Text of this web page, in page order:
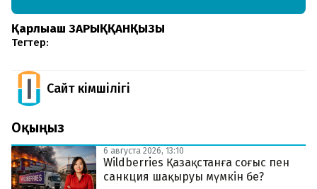
Қарлығаш ЗАРЫҚҚАНҚЫЗЫ
Тегтер:
Сайт Әкімшілігі
Оқыңыз
6 августа 2026, 13:10
Wildberries Қазақстанға соғыс пен
санкция шақыруы мүмкін бе?